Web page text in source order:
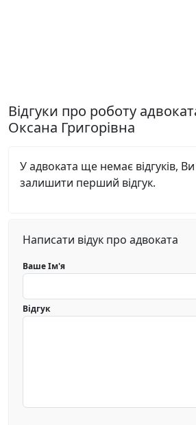
Відгуки про роботу
Оксана Григорівна
У адвоката ще немає відгуків,
залишити перший відгук.
Написати відук про адвоката
Ваше Ім'я
Відгук